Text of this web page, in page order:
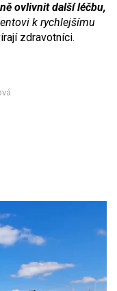
ovlivnit další léčbu,
k rychlejšímu
zdravotníci.